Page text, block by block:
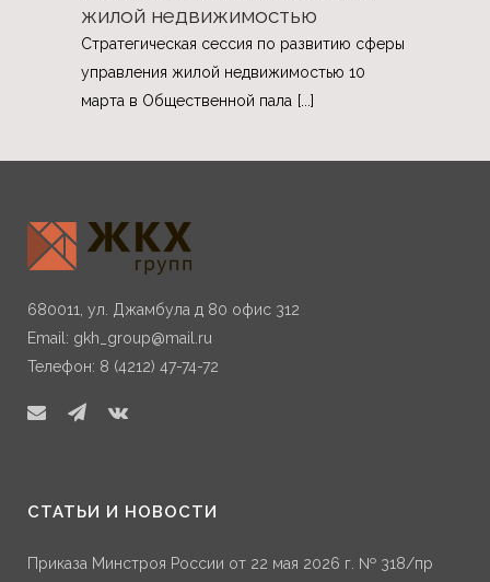
жилой недвижимостью
Стратегическая сессия по развитию сферы
управления жилой недвижимостью 10
марта в Общественной пала [...]
680011, ул. Джамбула д 80 офис 312
Email: gkh_group@mail.ru
Телефон: 8 (4212) 47-74-72
СТАТЬИ И НОВОСТИ
Приказа Минстроя России от 22 мая 2026 г. № 318/пр